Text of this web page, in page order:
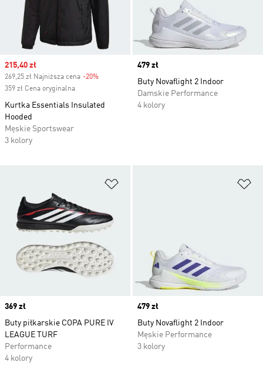
Sale price
215,40 zł
269,25 zł Najniższa cena -20%
359 zł Cena oryginalna
Kurtka Essentials Insulated
Hooded
Męskie Sportswear
3 kolory
Price
479 zł
Buty Novaflight 2 Indoor
Damskie Performance
4 kolory
Price
369 zł
Buty piłkarskie COPA PURE IV
LEAGUE TURF
Performance
4 kolory
Price
479 zł
Buty Novaflight 2 Indoor
Męskie Performance
3 kolory